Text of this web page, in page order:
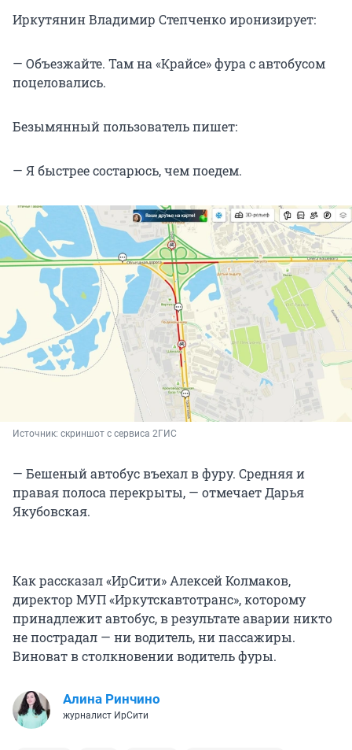
Иркутянин Владимир Степченко иронизирует:
— Объезжайте. Там на «Крайсе» фура с автобусом
поцеловались.
Безымянный пользователь пишет:
— Я быстрее состарюсь, чем поедем.
Источник: скриншот с сервиса 2ГИС
— Бешеный автобус въехал в фуру. Средняя и
правая полоса перекрыты, — отмечает Дарья
Якубовская.
Как рассказал «ИрСити» Алексей Колмаков,
директор МУП «Иркутскавтотранс», которому
принадлежит автобус, в результате аварии никто
не пострадал — ни водитель, ни пассажиры.
Виноват в столкновении водитель фуры.
Алина Ринчино
журналист ИрСити